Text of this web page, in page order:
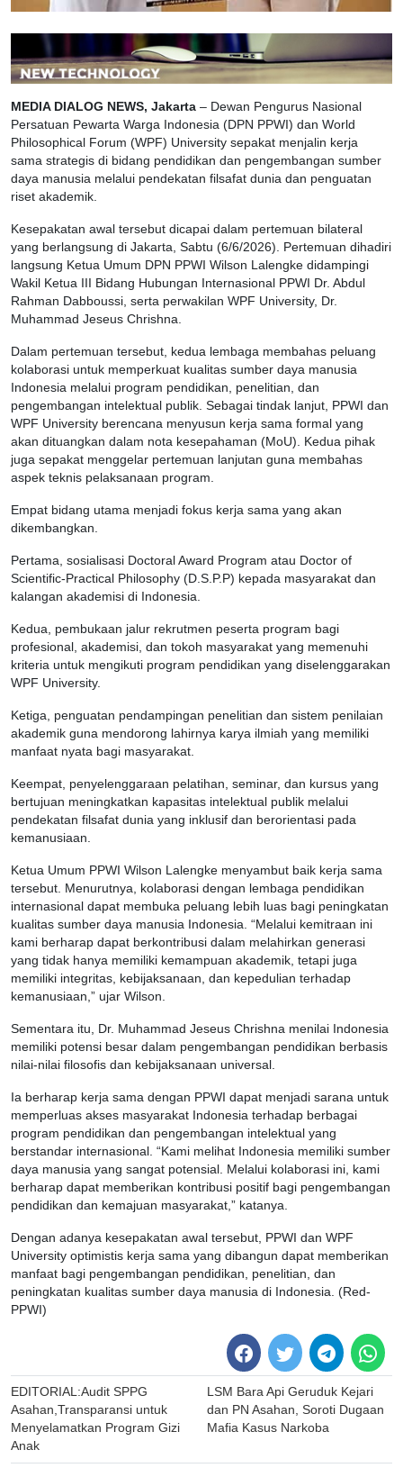
MEDIA DIALOG NEWS, Jakarta – Dewan Pengurus Nasional
Persatuan Pewarta Warga Indonesia (DPN PPWI) dan World
Philosophical Forum (WPF) University sepakat menjalin kerja
sama strategis di bidang pendidikan dan pengembangan sumber
daya manusia melalui pendekatan filsafat dunia dan penguatan
riset akademik.
Kesepakatan awal tersebut dicapai dalam pertemuan bilateral
yang berlangsung di Jakarta, Sabtu (6/6/2026). Pertemuan dihadiri
langsung Ketua Umum DPN PPWI Wilson Lalengke didampingi
Wakil Ketua III Bidang Hubungan Internasional PPWI Dr. Abdul
Rahman Dabboussi, serta perwakilan WPF University, Dr.
Muhammad Jeseus Chrishna.
Dalam pertemuan tersebut, kedua lembaga membahas peluang
kolaborasi untuk memperkuat kualitas sumber daya manusia
Indonesia melalui program pendidikan, penelitian, dan
pengembangan intelektual publik. Sebagai tindak lanjut, PPWI dan
WPF University berencana menyusun kerja sama formal yang
akan dituangkan dalam nota kesepahaman (MoU). Kedua pihak
juga sepakat menggelar pertemuan lanjutan guna membahas
aspek teknis pelaksanaan program.
Empat bidang utama menjadi fokus kerja sama yang akan
dikembangkan.
Pertama, sosialisasi Doctoral Award Program atau Doctor of
Scientific-Practical Philosophy (D.S.P.P) kepada masyarakat dan
kalangan akademisi di Indonesia.
Kedua, pembukaan jalur rekrutmen peserta program bagi
profesional, akademisi, dan tokoh masyarakat yang memenuhi
kriteria untuk mengikuti program pendidikan yang diselenggarakan
WPF University.
Ketiga, penguatan pendampingan penelitian dan sistem penilaian
akademik guna mendorong lahirnya karya ilmiah yang memiliki
manfaat nyata bagi masyarakat.
Keempat, penyelenggaraan pelatihan, seminar, dan kursus yang
bertujuan meningkatkan kapasitas intelektual publik melalui
pendekatan filsafat dunia yang inklusif dan berorientasi pada
kemanusiaan.
Ketua Umum PPWI Wilson Lalengke menyambut baik kerja sama
tersebut. Menurutnya, kolaborasi dengan lembaga pendidikan
internasional dapat membuka peluang lebih luas bagi peningkatan
kualitas sumber daya manusia Indonesia. “Melalui kemitraan ini
kami berharap dapat berkontribusi dalam melahirkan generasi
yang tidak hanya memiliki kemampuan akademik, tetapi juga
memiliki integritas, kebijaksanaan, dan kepedulian terhadap
kemanusiaan,” ujar Wilson.
Sementara itu, Dr. Muhammad Jeseus Chrishna menilai Indonesia
memiliki potensi besar dalam pengembangan pendidikan berbasis
nilai-nilai filosofis dan kebijaksanaan universal.
Ia berharap kerja sama dengan PPWI dapat menjadi sarana untuk
memperluas akses masyarakat Indonesia terhadap berbagai
program pendidikan dan pengembangan intelektual yang
berstandar internasional. “Kami melihat Indonesia memiliki sumber
daya manusia yang sangat potensial. Melalui kolaborasi ini, kami
berharap dapat memberikan kontribusi positif bagi pengembangan
pendidikan dan kemajuan masyarakat,” katanya.
Dengan adanya kesepakatan awal tersebut, PPWI dan WPF
University optimistis kerja sama yang dibangun dapat memberikan
manfaat bagi pengembangan pendidikan, penelitian, dan
peningkatan kualitas sumber daya manusia di Indonesia. (Red-
PPWI)
Post
navigation
EDITORIAL:Audit SPPG
Asahan,Transparansi untuk
Menyelamatkan Program Gizi
Anak
LSM Bara Api Geruduk Kejari
dan PN Asahan, Soroti Dugaan
Mafia Kasus Narkoba